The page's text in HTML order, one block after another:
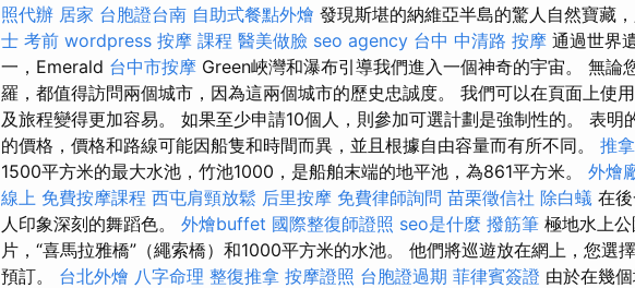
照代辦 居家 台胞證台南 自助式餐點外燴 發現斯堪的納維亞半島的驚人自然寶藏
士 考前 wordpress 按摩 課程 醫美做臉 seo agency 台中 中清路 按摩 通過世界
一，Emerald 台中市按摩 Green峽灣和瀑布引導我們進入一個神奇的宇宙。 無論
羅，都值得訪問兩個城市，因為這兩個城市的歷史忠誠度。 我們可以在頁面上使
及旅程變得更加容易。 如果至少申請10個人，則參加可選計劃是強制性的。 表明
的價格，價格和路線可能因船隻和時間而異，並且根據自由容量而有所不同。 推
1500平方米的最大水池，竹池1000，是船舶末端的地平池，為861平方米。 外燴
線上 免費按摩課程 西屯肩頸放鬆 后里按摩 免費律師詢問 苗栗徵信社 除白蟻 在
人印象深刻的舞蹈色。 外燴buffet 國際整復師證照 seo是什麼 撥筋筆 極地水上
片，“喜馬拉雅橋”（繩索橋）和1000平方米的水池。 他們將巡遊放在網上，您選
預訂。 台北外燴 八字命理 整復推拿 按摩證照 台胞證過期 菲律賓簽證 由於在幾